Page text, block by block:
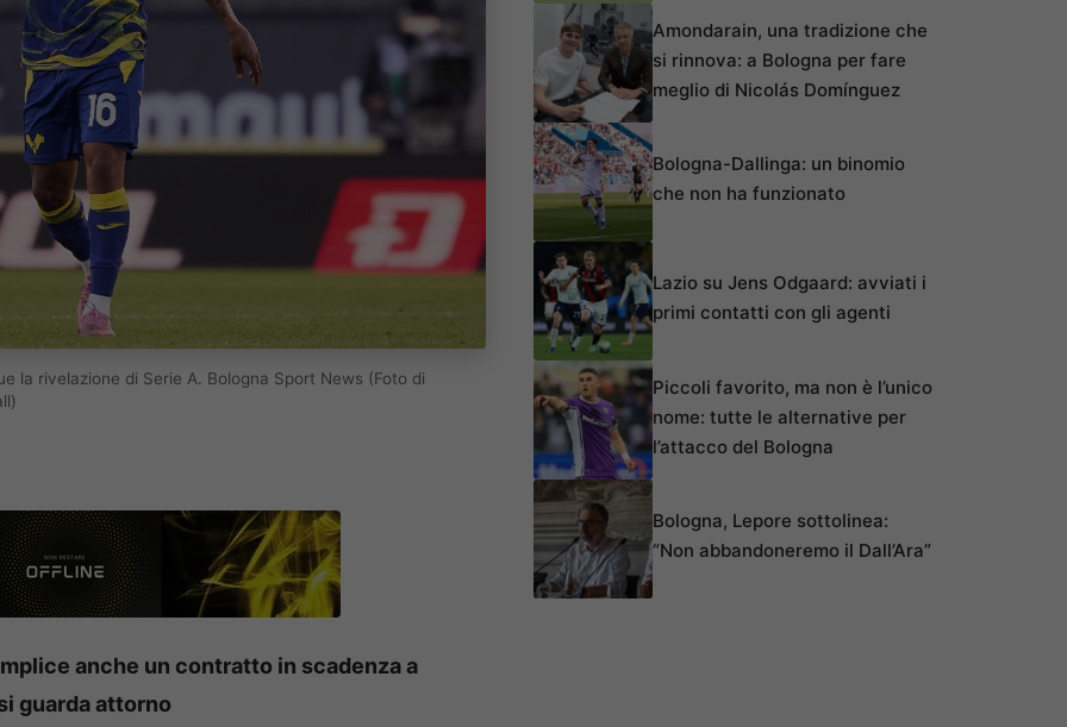
la rivelazione di Serie A. Bologna Sport News (Foto di
anche un contratto in scadenza a
guarda attorno
Amondarain, una tradizione che
si rinnova: a Bologna per fare
meglio di Nicolás Domínguez
Bologna-Dallinga: un binomio
che non ha funzionato
Lazio su Jens Odgaard: avviati i
primi contatti con gli agenti
Piccoli favorito, ma non è l’unico
nome: tutte le alternative per
l’attacco del Bologna
Bologna, Lepore sottolinea:
“Non abbandoneremo il Dall’Ara”